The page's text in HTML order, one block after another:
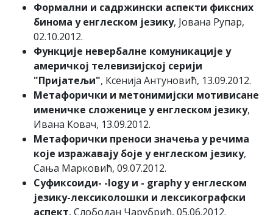
Формални и садржински аспекти фиксних
бинома у енглеском језику, Јована Рупар,
02.10.2012.
Функције невербалне комуникације у
америчкој телевизијској серији
"Пријатељи", Ксенија Антуновић, 13.09.2012.
Метафорички и метонимијски мотивисане
именичке сложенице у енглеском језику,
Ивана Ковач, 13.09.2012.
Метафорички преноси значења у речима
које изражавају боје у енглеском језику,
Сања Мaрковић, 09.07.2012.
Суфиксоиди- -logy и - graphy у енглеском
језику-лексиколошки и лексикографски
аспект, Слободан Чарубрић, 05.06.2012.